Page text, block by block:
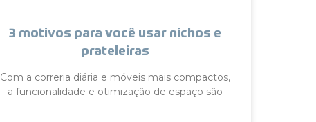
3 motivos para você usar nichos e
prateleiras
Com a correria diária e móveis mais compactos,
a funcionalidade e otimização de espaço são